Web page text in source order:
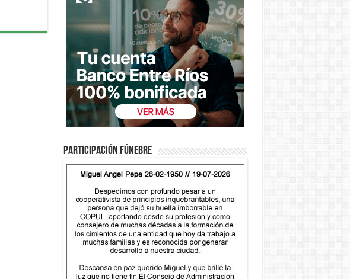
Participación fúnebre